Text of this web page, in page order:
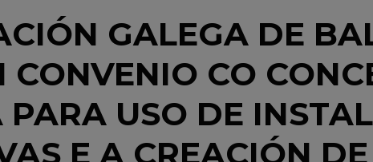
GALEGA DE
CONVENIO CO
PARA USO DE
E A CREACIÓN